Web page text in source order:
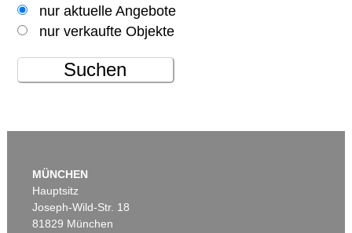
nur aktuelle Angebote
nur verkaufte Objekte
Suchen
MÜNCHEN
Hauptsitz
Joseph-Wild-Str. 18
81829 München